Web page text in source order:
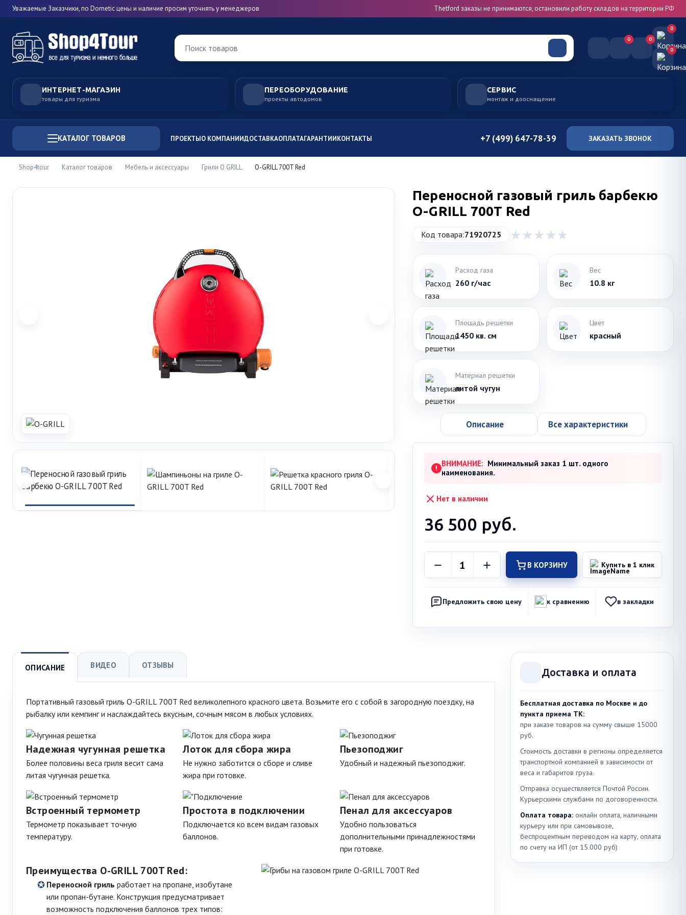
Уважаемые Заказчики, по Dometic цены и наличие просим уточнять у менеджеров Thetford заказы не принимаются, остановили работу складов на территории РФ
Поиск товаров
0 0
0
0
ИНТЕРНЕТ-МАГАЗИН
товары для туризма
ПЕРЕОБОРУДОВАНИЕ
проекты автодомов
СЕРВИС
монтаж и дооснащение
КАТАЛОГ ТОВАРОВ ПРОЕКТЫО КОМПАНИИДОСТАВКАОПЛАТАГАРАНТИИКОНТАКТЫ +7 (499) 647-78-39 ЗАКАЗАТЬ ЗВОНОК
Shop4tour Каталог товаров Мебель и аксессуары Грили O GRILL O-GRILL 700T Red
Переносной газовый гриль барбекю
O-GRILL 700T Red
Код товара:71920725
Расход газа
260 г/час
Вес
10.8 кг
Площадь решетки
1450 кв. см
Цвет
красный
Материал решетки
литой чугун
Описание Все характеристики
! ВНИМАНИЕ: Минимальный заказ 1 шт. одного
наименования.
Нет в наличии
36 500 руб.
В КОРЗИНУ Купить в 1 клик
Предложить свою цену к сравнению в закладки
ОПИСАНИЕ ВИДЕО ОТЗЫВЫ
Портативный газовый гриль O-GRILL 700T Red великолепного красного цвета. Возьмите его с собой в загородную поездку, на
рыбалку или кемпинг и наслаждайтесь вкусным, сочным мясом в любых условиях.
Надежная чугунная решетка
Более половины веса гриля весит сама
литая чугунная решетка.
Лоток для сбора жира
Не нужно заботится о сборе и сливе
жира при готовке.
Пьезоподжиг
Удобный и надежный пьезоподжиг.
Встроенный термометр
Термометр показывает точную
температуру.
Простота в подключении
Подключается ко всем видам газовых
баллонов.
Пенал для аксессуаров
Удобно пользоваться
дополнительными принадлежностями
при готовке.
Преимущества O-GRILL 700T Red:
Переносной гриль работает на пропане, изобутане
или пропан-бутане. Конструкция предусматривает
возможность подключения баллонов трех типов:
Доставка и оплата
Бесплатная доставка по Москве и до
пункта приема ТК:
при заказе товаров на сумму свыше 15000
руб.
Стоимость доставки в регионы определяется
транспортной компанией в зависимости от
веса и габаритов груза.
Отправка осуществляется Почтой России.
Курьерскими службами по договоренности.
Оплата товара: онлайн оплата, наличными
курьеру или при самовывозе,
беспроцентным переводом на карту, оплата
по счету на ИП (от 15.000 руб)